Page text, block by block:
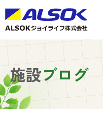
施設ブログ